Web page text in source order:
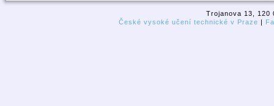
Trojanova 13, 120
České vysoké učení technické v Praze |